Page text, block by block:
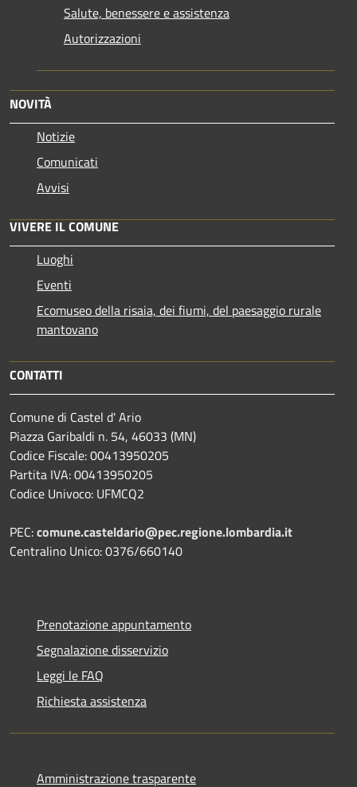
Salute, benessere e assistenza
Autorizzazioni
NOVITÀ
Notizie
Comunicati
Avvisi
VIVERE IL COMUNE
Luoghi
Eventi
Ecomuseo della risaia, dei fiumi, del paesaggio rurale
mantovano
CONTATTI
Comune di Castel d' Ario
Piazza Garibaldi n. 54, 46033 (MN)
Codice Fiscale: 00413950205
Partita IVA: 00413950205
Codice Univoco: UFMCQ2
PEC:comune.casteldario@pec.regione.lombardia.it
Centralino Unico: 0376/660140
Prenotazione appuntamento
Segnalazione disservizio
Leggi le FAQ
Richiesta assistenza
Amministrazione trasparente